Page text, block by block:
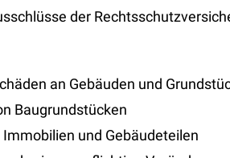
der
an Gebäuden und
Baugrundstücken
und Gebäudeteilen